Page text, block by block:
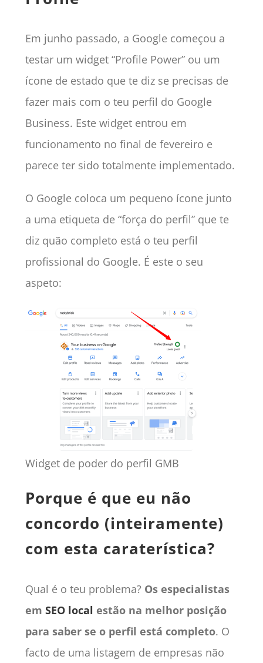
Em junho passado, a Google começou a
testar um widget “Profile Power” ou um
ícone de estado que te diz se precisas de
fazer mais com o teu perfil do Google
Business. Este widget entrou em
funcionamento no final de fevereiro e
parece ter sido totalmente implementado.
O Google coloca um pequeno ícone junto
a uma etiqueta de “força do perfil” que te
diz quão completo está o teu perfil
profissional do Google. É este o seu
aspeto:
Widget de poder do perfil GMB
Porque é que eu não
concordo (inteiramente)
com esta caraterística?
Qual é o teu problema? Os especialistas
em SEO local estão na melhor posição
para saber se o perfil está completo. O
facto de uma listagem de empresas não